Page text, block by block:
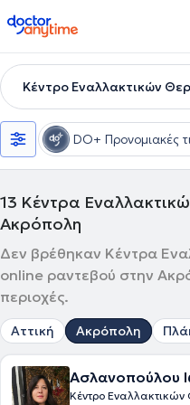
doctoranytime
Κέντρο Εναλλακτικών
DO+ Προνομιακές
13 Κέντρα
Ακρόπολη
Δεν βρέθηκαν Κέντρα
online ραντεβού στην
περιοχές.
Αττική Ακρόπολη
Ασλανοπούλου
Κέντρο